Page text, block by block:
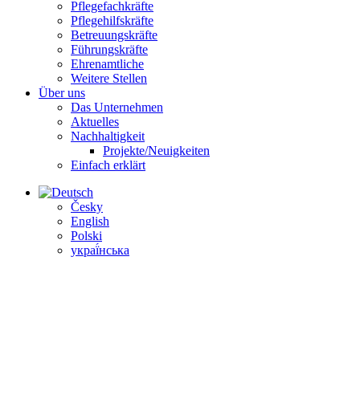
Pflegefachkräfte
Pflegehilfskräfte
Betreuungs­kräfte
Führungs­kräfte
Ehrenamtliche
Weitere Stellen
Über uns
Das Unternehmen
Aktuelles
Nachhaltigkeit
Projekte/Neuigkeiten
Einfach erklärt
Česky
English
Polski
украї́нська